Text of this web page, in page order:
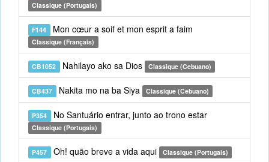
Classique (Portugais)
F144 Mon cœur a soif et mon esprit a faim
Classique (Français)
CB1052 Nahilayo ako sa Dios Classique (Cebuano)
CB437 Nakita mo na ba Siya Classique (Cebuano)
P354 No Santuário entrar, junto ao trono estar
Classique (Portugais)
P457 Oh! quão breve a vida aqui Classique (Portugais)